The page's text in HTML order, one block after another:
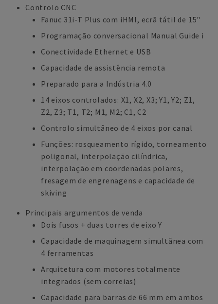
Controlo CNC
Fanuc 31i-T Plus com iHMI, ecrã tátil de 15"
Programação conversacional Manual Guide i
Conectividade Ethernet e USB
Capacidade de assistência remota
Preparado para a Indústria 4.0
14 eixos controlados: X1, X2, X3; Y1, Y2; Z1,
Z2, Z3; T1, T2; M1, M2; C1, C2
Controlo simultâneo de 4 eixos por canal
Funções: rosqueamento rígido, torneamento
poligonal, interpolação cilíndrica,
interpolação em coordenadas polares,
fresagem de engrenagens e capacidade de
skiving
Principais argumentos de venda
Dois fusos + duas torres de eixo Y
Capacidade de maquinagem simultânea com
4 ferramentas
Arquitetura com motores totalmente
integrados (sem correias)
Capacidade para barras de 66 mm em ambos